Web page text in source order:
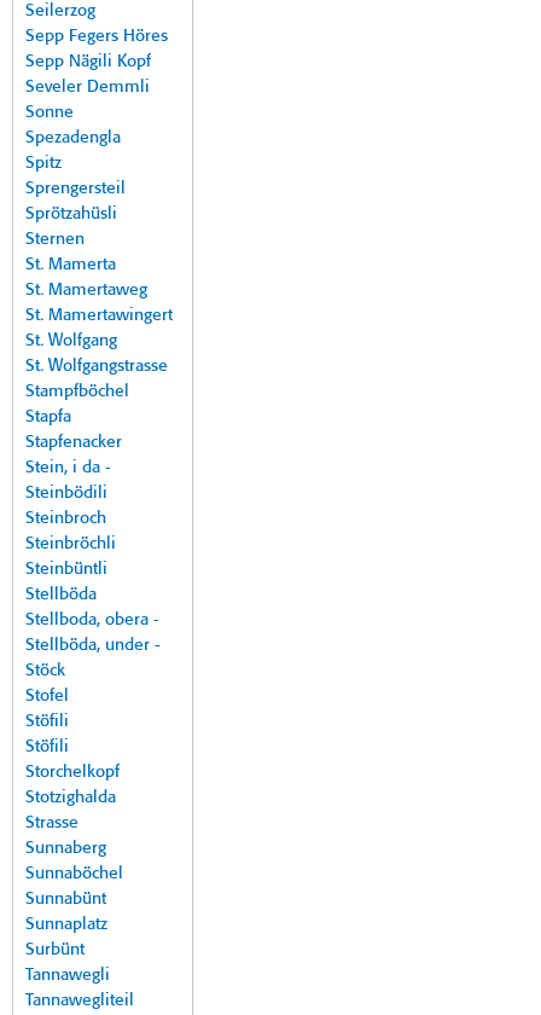
Seilerzog
Sepp Fegers Höres
Sepp Nägili Kopf
Seveler Demmli
Sonne
Spezadengla
Spitz
Sprengersteil
Sprötzahüsli
Sternen
St. Mamerta
St. Mamertaweg
St. Mamertawingert
St. Wolfgang
St. Wolfgangstrasse
Stampfböchel
Stapfa
Stapfenacker
Stein, i da -
Steinbödili
Steinbroch
Steinbröchli
Steinbüntli
Stellböda
Stellboda, obera -
Stellböda, under -
Stöck
Stofel
Stöfili
Stöfili
Storchelkopf
Stotzighalda
Strasse
Sunnaberg
Sunnaböchel
Sunnabünt
Sunnaplatz
Surbünt
Tannawegli
Tannawegliteil